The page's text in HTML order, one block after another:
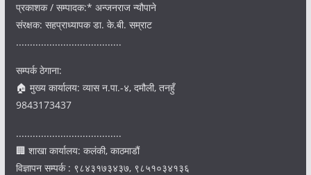
प्रकाशक / सम्पादक:* अन्जनराज न्यौपाने
संरक्षक: सहप्राध्यापक डा. के.बी. सम्राट
......................................
सम्पर्क ठेगाना:
🏠 मुख्य कार्यालय: व्यास न.पा.-४, दमौली, तनहुँ
9843173437
......................................
🏢 शाखा कार्यालय: कलंकी, काठमाडौं
विज्ञापन सम्पर्क : ९८४३१७३४३७, ९८५१०३४१३६